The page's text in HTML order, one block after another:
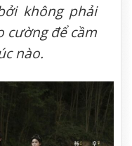
không phải
cường để cầm
nào.